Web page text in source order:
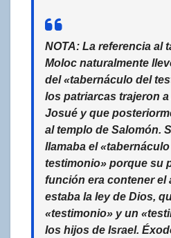
NOTA: La referencia al
Moloc naturalmente
del «tabernáculo del
los patriarcas trajeron
Josué y que
al templo de Salomón.
llamaba el
testimonio» porque su
función era contener el
estaba la ley de Dios,
«testimonio» y un
los hijos de Israel.